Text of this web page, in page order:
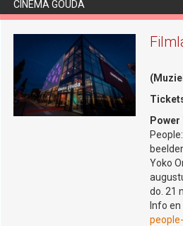
leggen.Maak snel je keuze en schrijf
Bij de cursussen moderne talen
spreekvaardigheid,
cultuur van het land, waarvan men
kennis van de door jou gekozen taal,
verwacht dat je voldoende
ook huiswerk te maken. Je moet
worden gestudeerd. Bovendien
Nederlandse grammatica beschikt.
Je dient zelf te zorgen voor het
elke cursus vermeld. De vermelde
CINEMA GOUDA
Power
Yoko
do. 21
Info